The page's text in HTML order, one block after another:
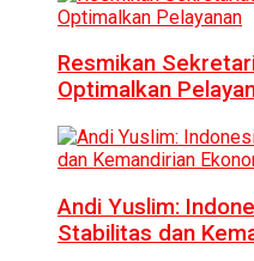
Resmikan
Optimalkan
Andi Yuslim:
Stabilitas dan